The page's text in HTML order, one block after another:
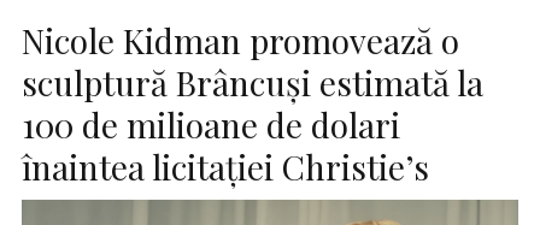
Nicole Kidman promovează o
sculptură Brâncuși estimată la
100 de milioane de dolari
înaintea licitației Christie’s